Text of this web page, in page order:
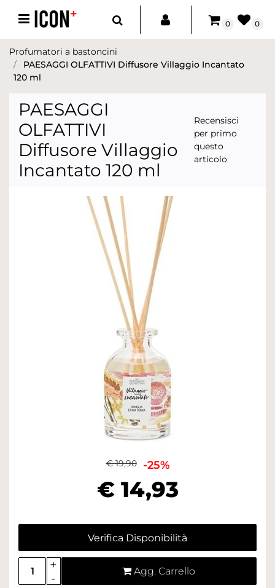
Open menu
0 0
Profumatori a bastoncini
PAESAGGI OLFATTIVI Diffusore Villaggio Incantato
120 ml
PAESAGGI
OLFATTIVI
Diffusore Villaggio
Incantato 120 ml
Recensisci
per primo
questo
articolo
€ 19,90 -25%
€ 14,93
Verifica Disponibilità
Quantità
Agg. Carrello